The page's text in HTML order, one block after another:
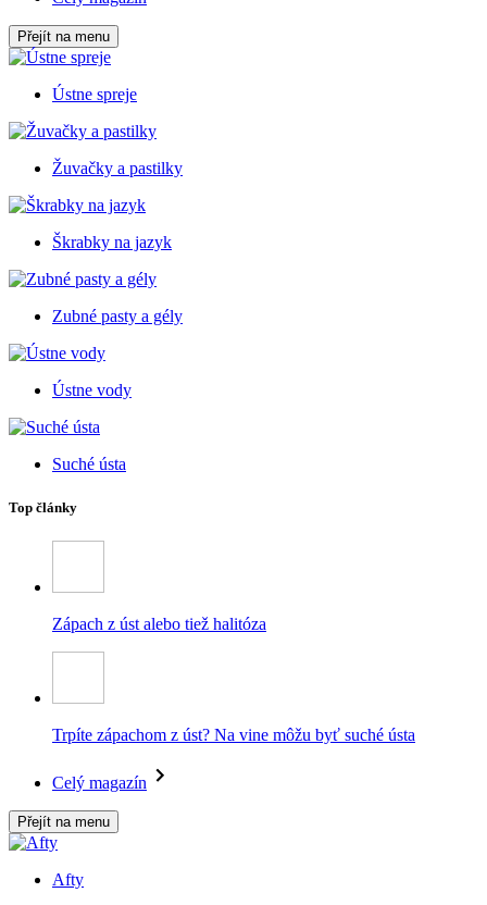
Přejít na menu
Ústne spreje
Žuvačky a pastilky
Škrabky na jazyk
Zubné pasty a gély
Ústne vody
Suché ústa
Top články
Zápach z úst alebo tiež halitóza
Trpíte zápachom z úst? Na vine môžu byť suché ústa
Celý magazín
Přejít na menu
Afty